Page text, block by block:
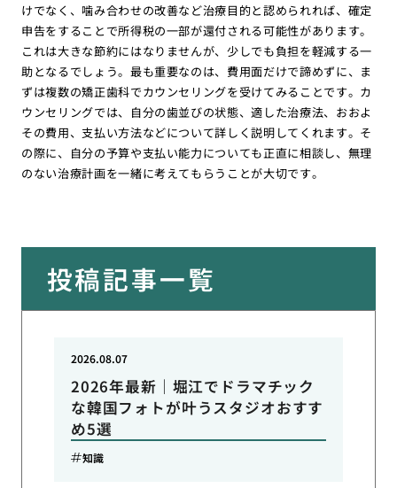
けでなく、噛み合わせの改善など治療目的と認められれば、確定
申告をすることで所得税の一部が還付される可能性があります。
これは大きな節約にはなりませんが、少しでも負担を軽減する一
助となるでしょう。最も重要なのは、費用面だけで諦めずに、ま
ずは複数の矯正歯科でカウンセリングを受けてみることです。カ
ウンセリングでは、自分の歯並びの状態、適した治療法、おおよ
その費用、支払い方法などについて詳しく説明してくれます。そ
の際に、自分の予算や支払い能力についても正直に相談し、無理
のない治療計画を一緒に考えてもらうことが大切です。
投稿記事一覧
2026年最新｜堀江でドラマチック
な韓国フォトが叶うスタジオおすす
め5選
2026.08.07
知識